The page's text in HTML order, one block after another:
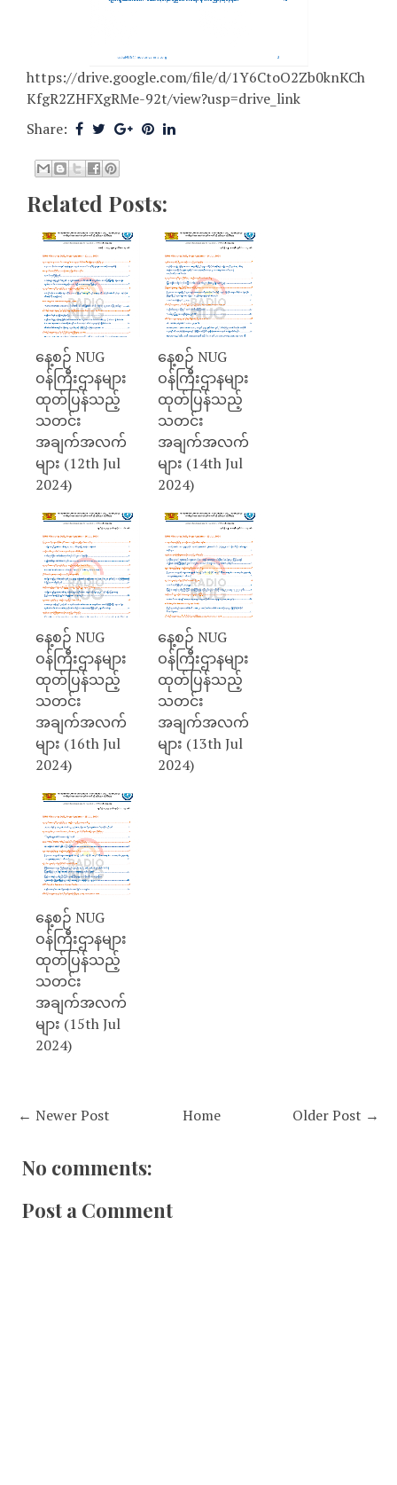
https://drive.google.com/file/d/1Y6CtoO2Zb0knKCh
KfgR2ZHFXgRMe-92t/view?usp=drive_link
Share:
Related Posts:
နေ့စဉ် NUG
ဝန်ကြီးဌာနများ
ထုတ်ပြန်သည့်
သတင်း
အချက်အလက်
များ (12th Jul
2024)
နေ့စဉ် NUG
ဝန်ကြီးဌာနများ
ထုတ်ပြန်သည့်
သတင်း
အချက်အလက်
များ (14th Jul
2024)
နေ့စဉ် NUG
ဝန်ကြီးဌာနများ
ထုတ်ပြန်သည့်
သတင်း
အချက်အလက်
များ (16th Jul
2024)
နေ့စဉ် NUG
ဝန်ကြီးဌာနများ
ထုတ်ပြန်သည့်
သတင်း
အချက်အလက်
များ (13th Jul
2024)
နေ့စဉ် NUG
ဝန်ကြီးဌာနများ
ထုတ်ပြန်သည့်
သတင်း
အချက်အလက်
များ (15th Jul
2024)
← Newer Post Older Post →
Home
No comments:
Post a Comment